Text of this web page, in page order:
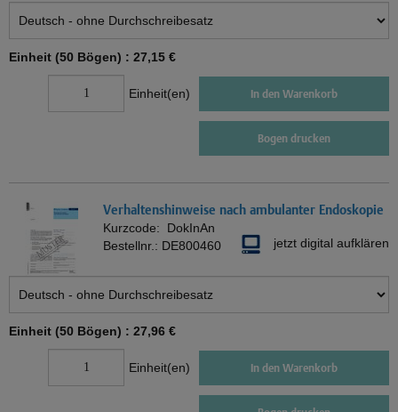
Einheit (50 Bögen) : 27,15 €
Einheit(en) In den Warenkorb
Bogen drucken
Verhaltenshinweise nach ambulanter Endoskopie
Kurzcode: DokInAn
Bestellnr.: DE800460 jetzt digital aufklären
Einheit (50 Bögen) : 27,96 €
Einheit(en) In den Warenkorb